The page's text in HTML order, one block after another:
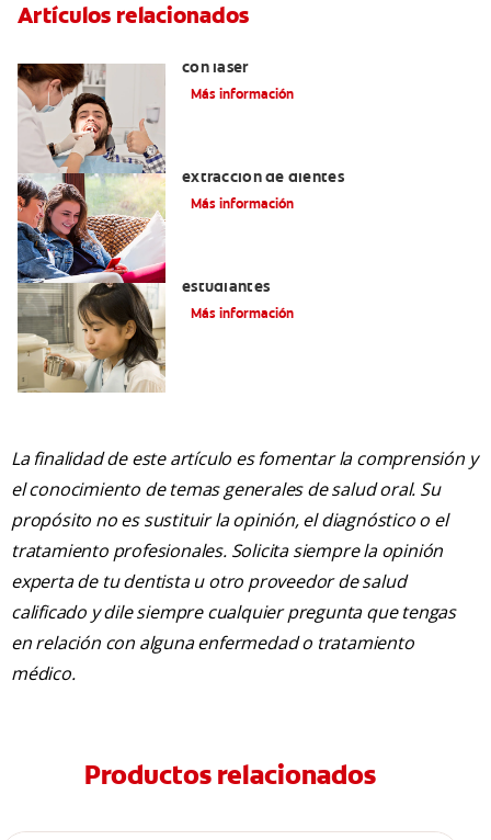
Artículos relacionados
con láser
Más información
extracción de dientes
Más información
estudiantes
Más información
La finalidad de este artículo es fomentar la comprensión y
el conocimiento de temas generales de salud oral. Su
propósito no es sustituir la opinión, el diagnóstico o el
tratamiento profesionales. Solicita siempre la opinión
experta de tu dentista u otro proveedor de salud
calificado y dile siempre cualquier pregunta que tengas
en relación con alguna enfermedad o tratamiento
médico.
Productos relacionados